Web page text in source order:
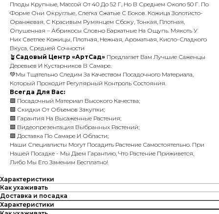
Плоды Крупные, Массой От 40 До 52 Г, Но В Среднем Около 50 Г. По
Форме Они Округлые, Слегка Сжатые С Боков. Кожица Золотисто-
Оранжевая, С Красивым Румянцем Сбоку, Тонкая, Плотная,
Опушенная – Абрикосы Словно Бархатные На Ощупь. Мякоть У
Них Светлее Кожицы, Плотная, Нежная, Ароматная, Кисло-Сладкого
Вкуса, Средней Сочности
🪴 Садовый Центр «АртСад» Предлагает Вам Лучшие Саженцы
Деревьев И Кустарников В Самаре.
💚Мы Тщательно Следим За Качеством Посадочного Материала,
Который Проходит Регулярный Контроль Состояния.
Всегда Для Вас:
🟩 Посадочный Материал Высокого Качества;
🟩 Скидки От Объемов Закупки;
🟩 Гарантия На Высаженные Растения;
🟩 Видеопрезентация Выбранных Растений;
🟩 Доставка По Самаре И Области;
Наши Специалисты Могут Посадить Растение Самостоятельно. При
Нашей Посадке - Мы Даем Гарантию, Что Растение Приживется,
Либо Мы Его Заменим Бесплатно!
Характеристики
Как ухаживать
Доставка и посадка
Характеристики